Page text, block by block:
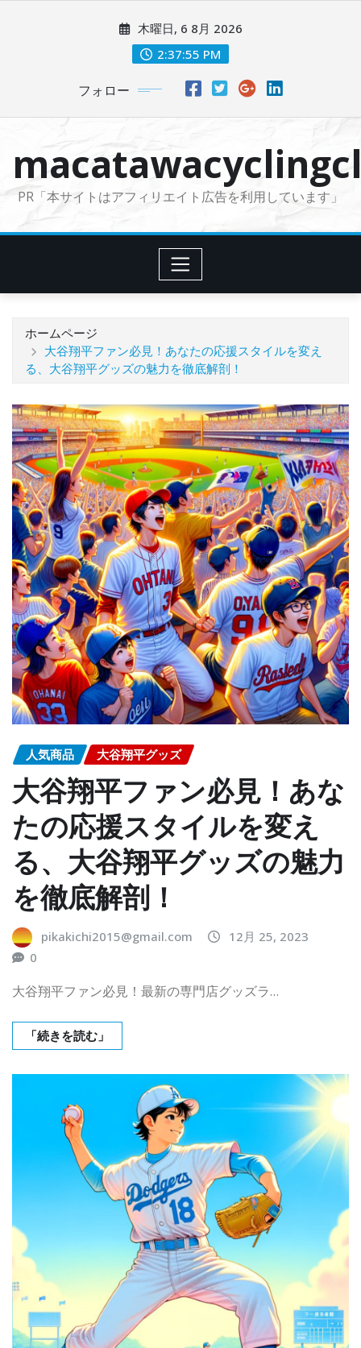
に
木曜日, 6 8月 2026
2:37:56 PM
フォロー
PR「本サイトはアフィリエイト広告を利用しています」
ホームページ
大谷翔平ファン必見！あなたの応援スタイルを変え
る、大谷翔平グッズの魅力を徹底解剖！
人気商品 大谷翔平グッズ
大谷翔平ファン必見！あな
たの応援スタイルを変え
る、大谷翔平グッズの魅力
を徹底解剖！
pikakichi2015@gmail.com
12月 25, 2023
0
大谷翔平ファン必見！最新の専門店グッズラ…
「続きを読む」